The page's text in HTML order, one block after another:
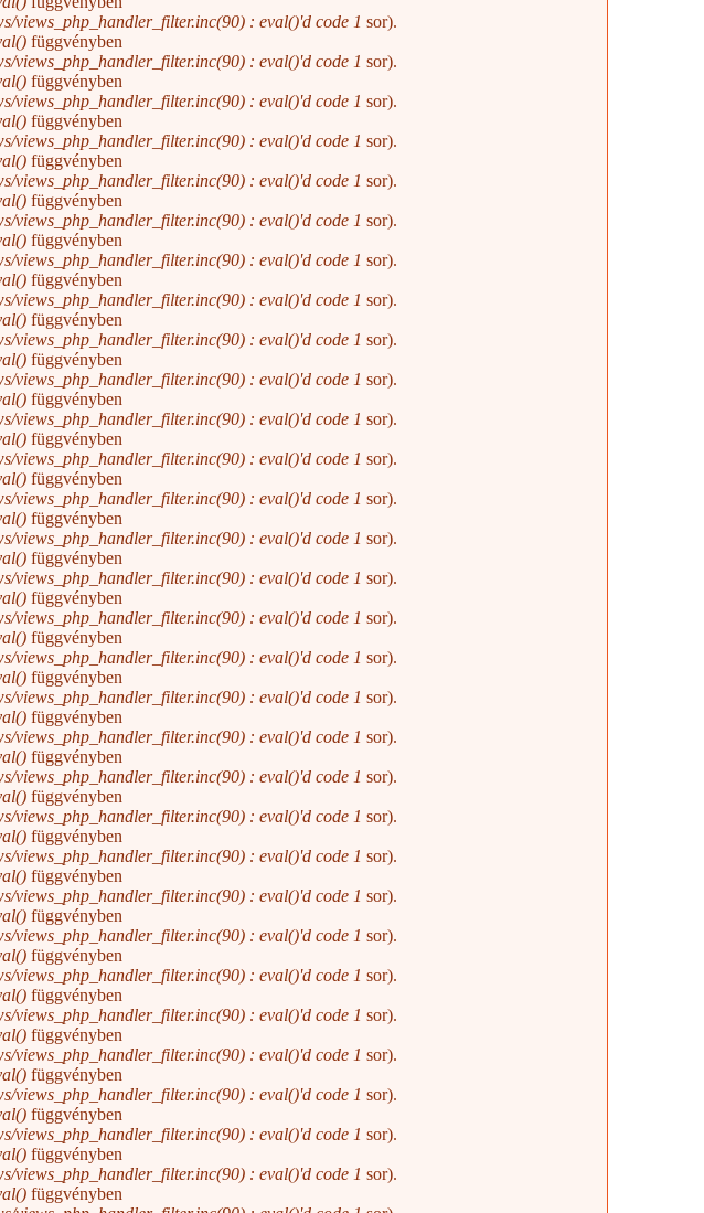
views_php_handler_filter.inc(90) : eval()'d code 1 sor).
függvényben
views_php_handler_filter.inc(90) : eval()'d code 1 sor).
függvényben
views_php_handler_filter.inc(90) : eval()'d code 1 sor).
függvényben
views_php_handler_filter.inc(90) : eval()'d code 1 sor).
függvényben
views_php_handler_filter.inc(90) : eval()'d code 1 sor).
függvényben
views_php_handler_filter.inc(90) : eval()'d code 1 sor).
függvényben
views_php_handler_filter.inc(90) : eval()'d code 1 sor).
függvényben
views_php_handler_filter.inc(90) : eval()'d code 1 sor).
függvényben
views_php_handler_filter.inc(90) : eval()'d code 1 sor).
függvényben
views_php_handler_filter.inc(90) : eval()'d code 1 sor).
függvényben
views_php_handler_filter.inc(90) : eval()'d code 1 sor).
függvényben
views_php_handler_filter.inc(90) : eval()'d code 1 sor).
függvényben
views_php_handler_filter.inc(90) : eval()'d code 1 sor).
függvényben
views_php_handler_filter.inc(90) : eval()'d code 1 sor).
függvényben
views_php_handler_filter.inc(90) : eval()'d code 1 sor).
függvényben
views_php_handler_filter.inc(90) : eval()'d code 1 sor).
függvényben
views_php_handler_filter.inc(90) : eval()'d code 1 sor).
függvényben
views_php_handler_filter.inc(90) : eval()'d code 1 sor).
függvényben
views_php_handler_filter.inc(90) : eval()'d code 1 sor).
függvényben
views_php_handler_filter.inc(90) : eval()'d code 1 sor).
függvényben
views_php_handler_filter.inc(90) : eval()'d code 1 sor).
függvényben
views_php_handler_filter.inc(90) : eval()'d code 1 sor).
függvényben
views_php_handler_filter.inc(90) : eval()'d code 1 sor).
függvényben
views_php_handler_filter.inc(90) : eval()'d code 1 sor).
függvényben
views_php_handler_filter.inc(90) : eval()'d code 1 sor).
függvényben
views_php_handler_filter.inc(90) : eval()'d code 1 sor).
függvényben
views_php_handler_filter.inc(90) : eval()'d code 1 sor).
függvényben
views_php_handler_filter.inc(90) : eval()'d code 1 sor).
függvényben
views_php_handler_filter.inc(90) : eval()'d code 1 sor).
függvényben
views_php_handler_filter.inc(90) : eval()'d code 1 sor).
függvényben